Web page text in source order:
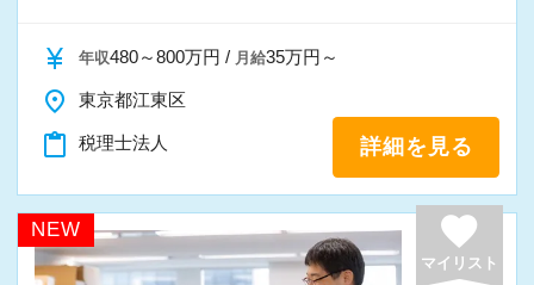
・書籍購入費／研修費は全額会社負担
・隔月で税法・実務の学習会あり
・資格取得を目指す社員が多数
＜募集の背景＞
・事業拡大に伴う増員募集
・組織力強化に向けた採用
currency_yen 年収480～800万円 / 月給35万円～
place 東京都江東区
content_paste 税理士法人 詳細を見る
NEW favorite
マイリスト